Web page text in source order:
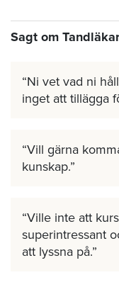
Sagt om
Ni vet vad ni
inget att tillägga
Vill gärna
kunskap.
Ville inte att
superintressant
att lyssna på.